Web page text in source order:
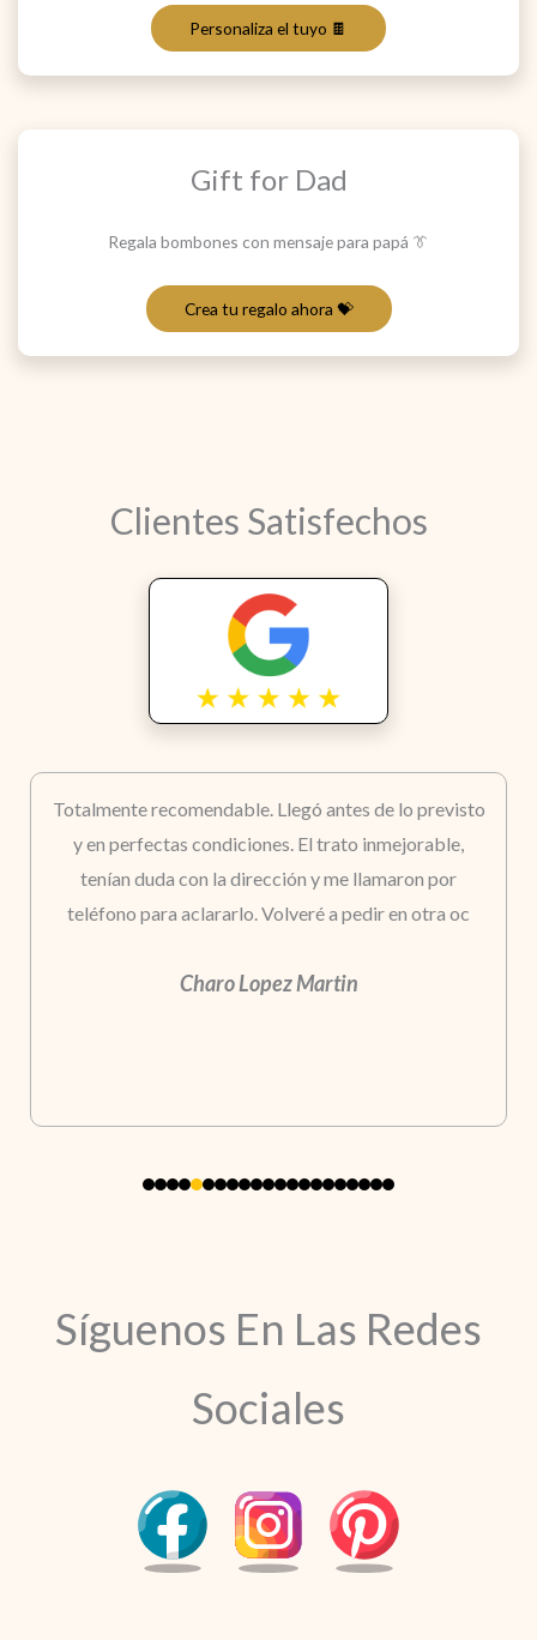
Personaliza el tuyo 🍫
Gift for Dad
Regala bombones con mensaje para papá 👔
Crea tu regalo ahora 💝
Clientes Satisfechos
Totalmente recomendable. Llegó antes de lo previsto
y en perfectas condiciones. El trato inmejorable,
tenían duda con la dirección y me llamaron por
teléfono para aclararlo. Volveré a pedir en otra oc
Charo Lopez Martin
Síguenos En Las Redes
Sociales